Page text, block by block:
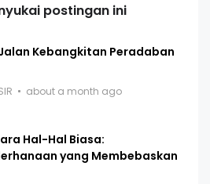
postingan ini
Kebangkitan Peradaban
about a month ago
Hal-Hal Biasa:
yang Membebaskan